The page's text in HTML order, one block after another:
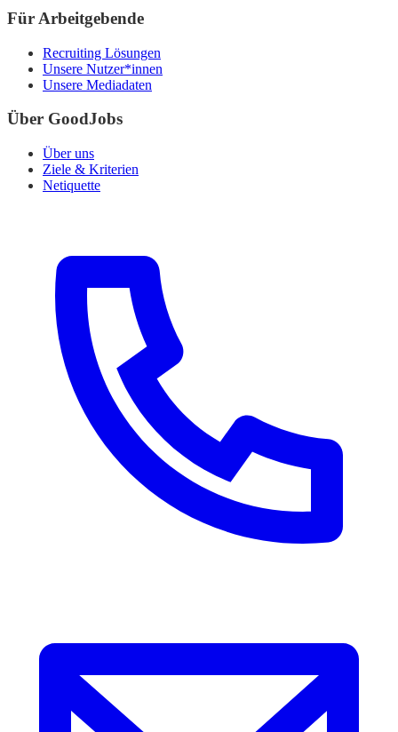
Für Arbeitgebende
Recruiting Lösungen
Unsere Nutzer*innen
Unsere Mediadaten
Über GoodJobs
Über uns
Ziele & Kriterien
Netiquette